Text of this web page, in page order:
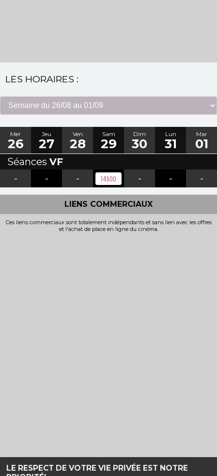
LE RESPECT DE VOTRE VIE PRIVÉE EST NOTRE
LES HORAIRES :
Mer
26
Jeu
27
Ven
28
Sam
29
Dim
30
Lun
31
Mar
01
Séances VF
-
- - 14h00 - - -
LIENS COMMERCIAUX
Ces liens commerciaux sont totalement indépendants et sans lien avec les offres
et l'achat de place en ligne du cinéma.